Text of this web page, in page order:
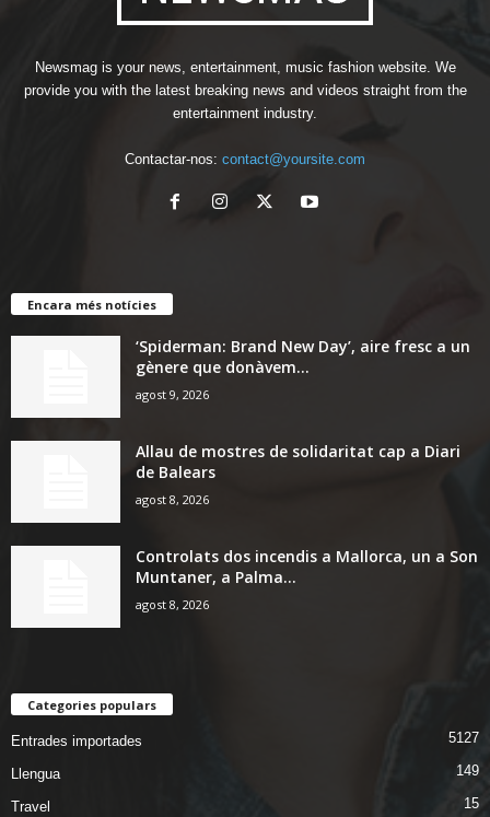
Newsmag is your news, entertainment, music fashion website. We
provide you with the latest breaking news and videos straight from the
entertainment industry.
Contactar-nos: contact@yoursite.com
Encara més notícies
‘Spiderman: Brand New Day’, aire fresc a un
gènere que donàvem...
agost 9, 2026
Allau de mostres de solidaritat cap a Diari
de Balears
agost 8, 2026
Controlats dos incendis a Mallorca, un a Son
Muntaner, a Palma...
agost 8, 2026
Categories populars
Entrades importades 5127
Llengua 149
Travel 15